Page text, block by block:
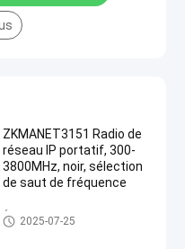
ZKMANET3151 Radio de
réseau IP portatif, 300-
3800MHz, noir, sélection
de saut de fréquence
Équipement de communicatio
n personnel
2025-07-25